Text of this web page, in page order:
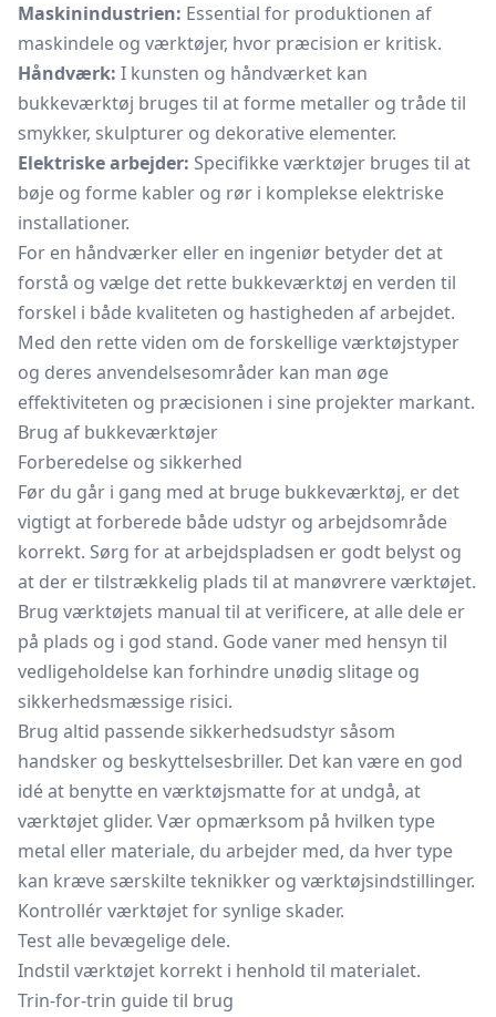
Maskinindustrien: Essential for produktionen af
maskindele og værktøjer, hvor præcision er kritisk.
Håndværk: I kunsten og håndværket kan
bukkeværktøj bruges til at forme metaller og tråde til
smykker, skulpturer og dekorative elementer.
Elektriske arbejder: Specifikke værktøjer bruges til at
bøje og forme kabler og rør i komplekse elektriske
installationer.
For en håndværker eller en ingeniør betyder det at
forstå og vælge det rette bukkeværktøj en verden til
forskel i både kvaliteten og hastigheden af arbejdet.
Med den rette viden om de forskellige værktøjstyper
og deres anvendelsesområder kan man øge
effektiviteten og præcisionen i sine projekter markant.
Brug af bukkeværktøjer
Forberedelse og sikkerhed
Før du går i gang med at bruge bukkeværktøj, er det
vigtigt at forberede både udstyr og arbejdsområde
korrekt. Sørg for at arbejdspladsen er godt belyst og
at der er tilstrækkelig plads til at manøvrere værktøjet.
Brug værktøjets manual til at verificere, at alle dele er
på plads og i god stand. Gode vaner med hensyn til
vedligeholdelse kan forhindre unødig slitage og
sikkerhedsmæssige risici.
Brug altid passende sikkerhedsudstyr såsom
handsker og beskyttelsesbriller. Det kan være en god
idé at benytte en værktøjsmatte for at undgå, at
værktøjet glider. Vær opmærksom på hvilken type
metal eller materiale, du arbejder med, da hver type
kan kræve særskilte teknikker og værktøjsindstillinger.
Kontrollér værktøjet for synlige skader.
Test alle bevægelige dele.
Indstil værktøjet korrekt i henhold til materialet.
Trin-for-trin guide til brug